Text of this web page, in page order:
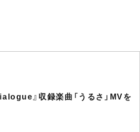
』収録楽曲「うるさ」MVを